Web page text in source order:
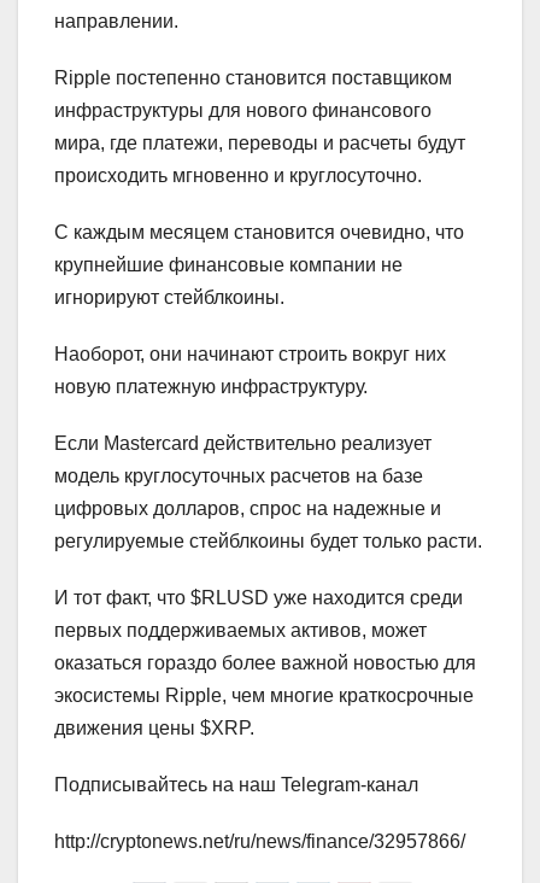
направлении.
Ripple постепенно становится поставщиком
инфраструктуры для нового финансового
мира, где платежи, переводы и расчеты будут
происходить мгновенно и круглосуточно.
С каждым месяцем становится очевидно, что
крупнейшие финансовые компании не
игнорируют стейблкоины.
Наоборот, они начинают строить вокруг них
новую платежную инфраструктуру.
Если Mastercard действительно реализует
модель круглосуточных расчетов на базе
цифровых долларов, спрос на надежные и
регулируемые стейблкоины будет только расти.
И тот факт, что $RLUSD уже находится среди
первых поддерживаемых активов, может
оказаться гораздо более важной новостью для
экосистемы Ripple, чем многие краткосрочные
движения цены $XRP.
Подписывайтесь на наш Telegram-канал
http://cryptonews.net/ru/news/finance/32957866/